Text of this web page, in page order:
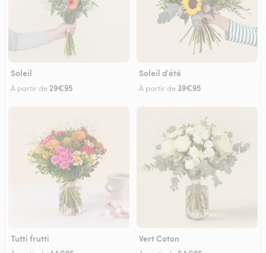
Soleil
À partir de 29€95
Soleil d'été
À partir de 39€95
Tutti frutti Vert Coton